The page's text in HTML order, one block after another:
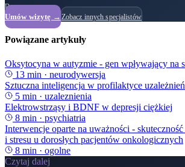
Dostępny
Umów wizytę → Zobacz innych specjalistów
Powiązane artykuły
Oksytocyna w autyzmie - gen wpływający na
13 min · neurodywersja
Sztuczna inteligencja w profilaktyce
5 min · uzaleznienia
Elektrowstrząsy i BDNF w depresji ciężkiej
8 min · psychiatria
Interwencje oparte na uważności -
i stresu u dorosłych pacjentów onkologicznych
8 min · ogolne
Czytaj dalej